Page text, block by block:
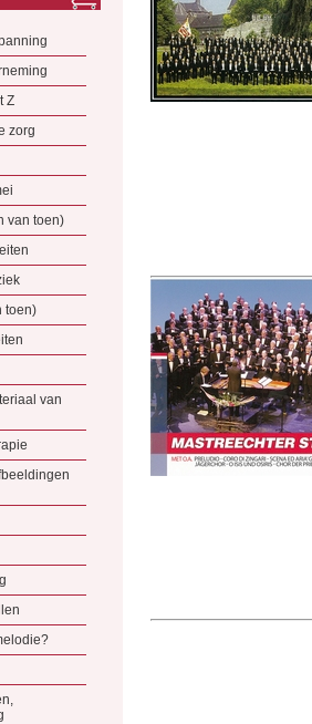
Z
zorg
van toen)
toen)
van